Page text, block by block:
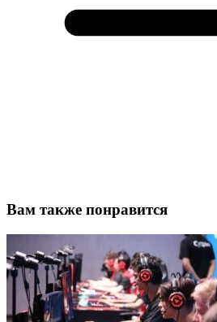
Вам также понравится